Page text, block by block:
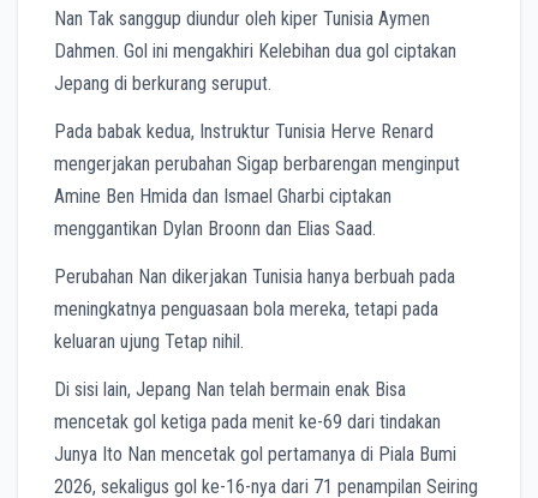
Nan Tak sanggup diundur oleh kiper Tunisia Aymen
Dahmen. Gol ini mengakhiri Kelebihan dua gol ciptakan
Jepang di berkurang seruput.
Pada babak kedua, Instruktur Tunisia Herve Renard
mengerjakan perubahan Sigap berbarengan menginput
Amine Ben Hmida dan Ismael Gharbi ciptakan
menggantikan Dylan Broonn dan Elias Saad.
Perubahan Nan dikerjakan Tunisia hanya berbuah pada
meningkatnya penguasaan bola mereka, tetapi pada
keluaran ujung Tetap nihil.
Di sisi lain, Jepang Nan telah bermain enak Bisa
mencetak gol ketiga pada menit ke-69 dari tindakan
Junya Ito Nan mencetak gol pertamanya di Piala Bumi
2026, sekaligus gol ke-16-nya dari 71 penampilan Seiring